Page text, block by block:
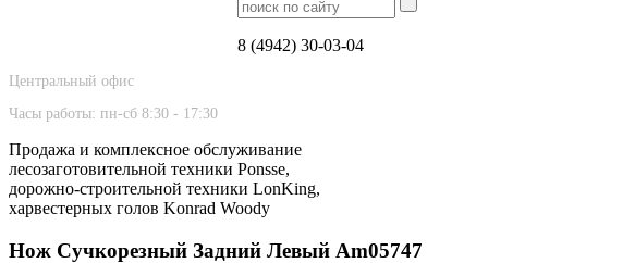
8 (4942) 30-03-04
Центральный офис
Часы работы: пн-сб 8:30 - 17:30
Продажа и комплексное обслуживание
лесозаготовительной техники Ponsse,
дорожно-строительной техники LonKing,
харвестерных голов Konrad Woody
Нож Сучкорезный Задний Левый Am05747